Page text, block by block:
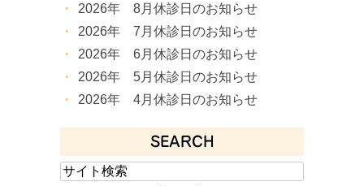
2026年 8月休診日のお知らせ
2026年 7月休診日のお知らせ
2026年 6月休診日のお知らせ
2026年 5月休診日のお知らせ
2026年 4月休診日のお知らせ
SEARCH